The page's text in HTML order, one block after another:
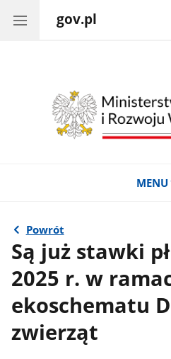
gov.pl
MENU
Powrót
Są już stawki
2025 r. w
ekoschematu
zwierząt